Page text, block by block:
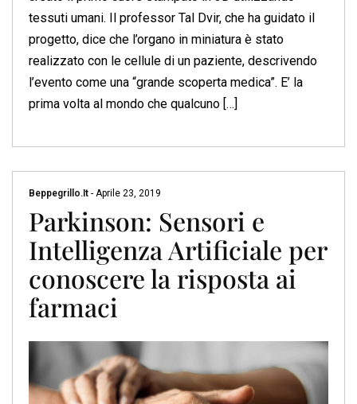
tessuti umani. Il professor Tal Dvir, che ha guidato il
progetto, dice che l’organo in miniatura è stato
realizzato con le cellule di un paziente, descrivendo
l’evento come una “grande scoperta medica”. E’ la
prima volta al mondo che qualcuno […]
Beppegrillo.it - Aprile 23, 2019
Parkinson: Sensori e
Intelligenza Artificiale per
conoscere la risposta ai
farmaci